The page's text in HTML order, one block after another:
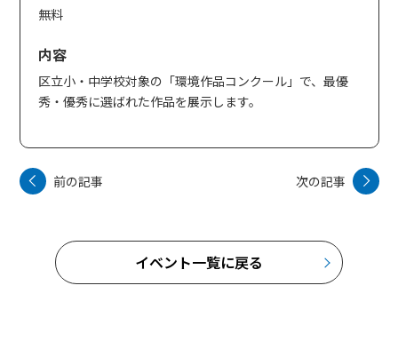
無料
内容
区立小・中学校対象の「環境作品コンクール」で、最優
秀・優秀に選ばれた作品を展示します。
前の記事 次の記事
イベント一覧に戻る